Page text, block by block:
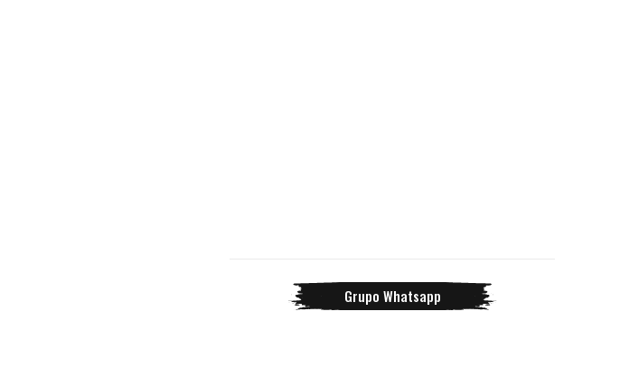
Grupo Whatsapp